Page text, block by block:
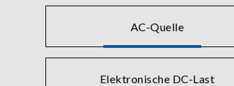
AC-Quelle
Elektronische DC-Last